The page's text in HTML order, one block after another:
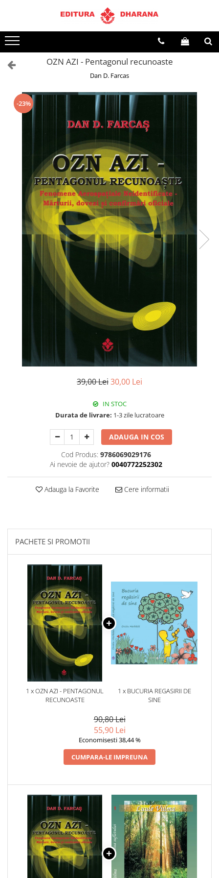
Terapii
Dietoterapie
OZN AZI - Pentagonul recunoaste
Dan D. Farcas
-23%
39,00 Lei30,00 Lei
IN STOC
Durata de livrare: 1-3 zile lucratoare
ADAUGA IN COS
Cod Produs: 9786069029176
Ai nevoie de ajutor? 0040772252302
Adauga la Favorite Cere informatii
PACHETE SI PROMOTII
1 x OZN AZI - PENTAGONUL
RECUNOASTE
1 x BUCURIA REGASIRII DE
SINE
90,80 Lei
55,90 Lei
Economisesti 38,44 %
CUMPARA-LE IMPREUNA